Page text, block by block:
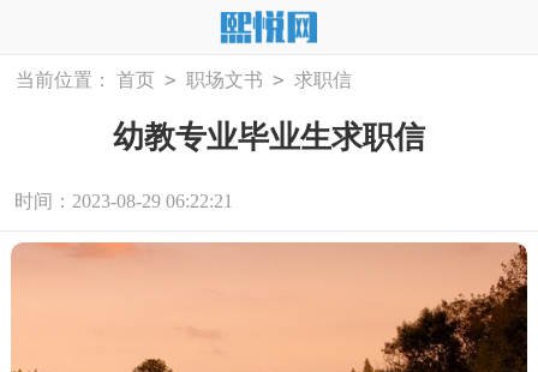
当前位置： 首页 > 职场文书 > 求职信
幼教专业毕业生求职信
时间：2023-08-29 06:22:21